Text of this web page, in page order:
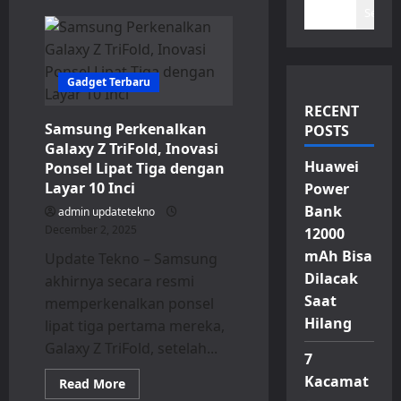
Gadget Terbaru
Samsung Perkenalkan
Galaxy Z TriFold, Inovasi
Ponsel Lipat Tiga dengan
Layar 10 Inci
admin updatetekno
December 2, 2025
Update Tekno – Samsung
akhirnya secara resmi
memperkenalkan ponsel
lipat tiga pertama mereka,
Galaxy Z TriFold, setelah...
Read MoreRead
more
RECENT
POSTS
Huawei
Power
Bank
12000
mAh Bisa
Dilacak
Saat
Hilang
7
Kacamat